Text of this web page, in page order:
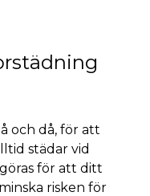
och då, för att
städar vid
för att ditt
risken för